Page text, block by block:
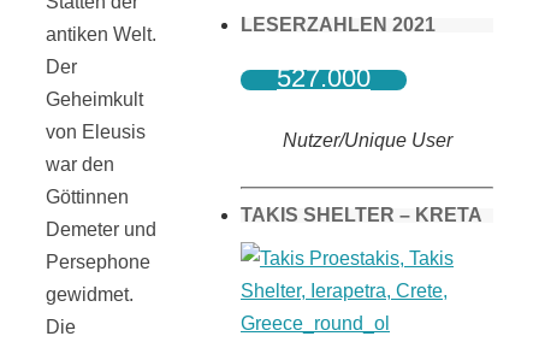
antiken Welt.
Der
Geheimkult
von Eleusis
war den
Göttinnen
Demeter und
Persephone
gewidmet.
Die
LESERZAHLEN 2021
527.000
Nutzer/Unique User
TAKIS SHELTER – KRETA